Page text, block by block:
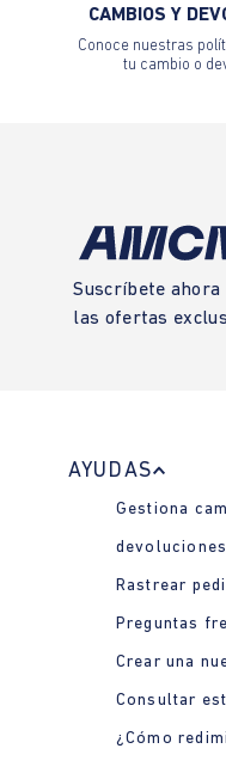
CAMBIOS Y
Conoce nuestras
tu cambio o
Suscríbete
las ofertas
AYUDAS
Gestiona
Rastrear
Preguntas
Crear una
Consultar
¿Cómo